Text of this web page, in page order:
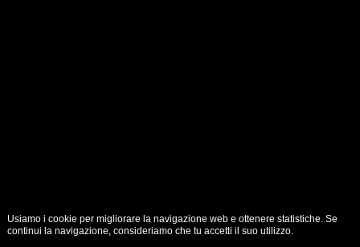
Usiamo i cookie per migliorare la navigazione web e ottenere statistiche. Se
continui la navigazione, consideriamo che tu accetti il suo utilizzo.